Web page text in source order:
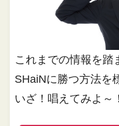
これまでの情報を踏
SHaiNに勝つ方法を
いざ！唱えてみよ～！